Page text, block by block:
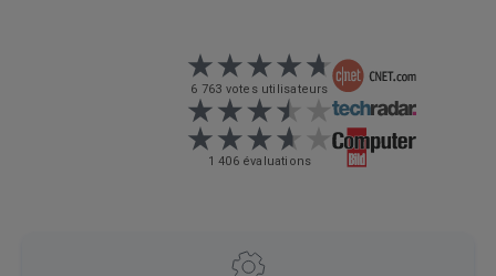
6 763 votes utilisateurs
1 406 évaluations